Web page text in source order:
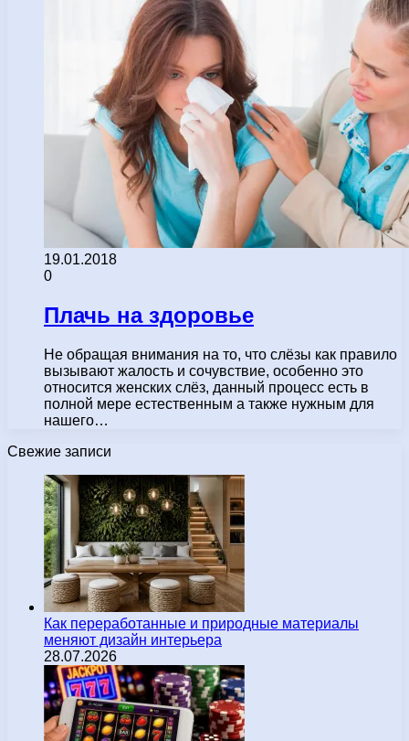
19.01.2018
0
Плачь на здоровье
Не обращая внимания на то, что слёзы как правило
вызывают жалость и сочувствие, особенно это
относится женских слёз, данный процесс есть в
полной мере естественным а также нужным для
нашего…
Свежие записи
Как переработанные и природные материалы
меняют дизайн интерьера
28.07.2026